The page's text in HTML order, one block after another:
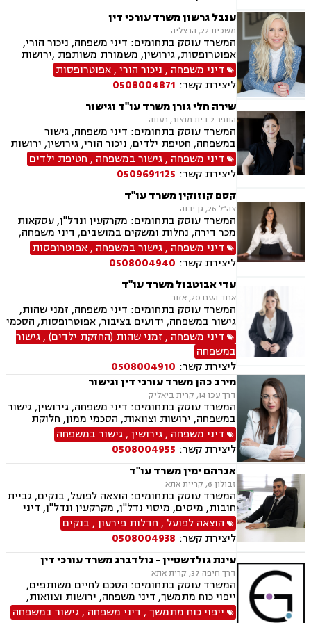
מעמד אישי, תיאום הורי, ניכור הורי, זמני שהות
ענבל גרשון משרד עורכי דין
משכית 22, הרצליה
המשרד עוסק בתחומים: דיני משפחה, ניכור הורי,
אפוטרופסות, גירושין, משמורת משותפת ,ירושות
וצוואות, לשון הרע, ייפוי כוח מתמשך
דיני משפחה , ניכור הורי,אפוטרופסות
ליצירת קשר: 0508004871
שירה חלי גורן משרד עו"ד וגישור
הנופר 2 בית מנצור, רעננה
המשרד עוסק בתחומים: דיני משפחה, גישור
במשפחה, חטיפת ילדים, ניכור הורי, גירושין, ירושות
וצוואות, ייפוי כוח מתמשך, אפוטרופסות, משמורת,
מזונות, אבהות, מעמד אישי, חלוקת רכוש, תיאום
הורי, ידועים בציבור, הסכמי ממון, זמני שהות, הורות
חד מינית, נישואים אזרחיים, חלוקת רכוש
דיני משפחה ,גישור במשפחה , חטיפת ילדים
ליצירת קשר: 0509691125
קסם קוזוקין משרד עו"ד
צה״ל 26, גן יבנה
המשרד עוסק בתחומים: מקרקעין ונדל"ן, עסקאות
מכר דירה, נחלות ומשקים במושבים, דיני משפחה,
גישור במשפחה, אפוטרופסות, הסכמי ממון, אבהות,
מזונות, משמורת, גירושין, הורות חד מינית, חלוקת
רכוש, חטיפת ילדים, ניכור הורי
דיני משפחה ,גישור במשפחה ,אפוטרופסות
ליצירת קשר: 0508004940
עדי אבוטבול משרד עו"ד
אחד העם 20, אזור
המשרד עוסק בתחומים: דיני משפחה, זמני שהות,
גישור במשפחה, ידועים בציבור, אפוטרופסות, הסכמי
ממון, אבהות, מזונות, משמורת, גירושין, הורות חד
מינית, נישואים אזרחיים, חלוקת רכוש, מעמד אישי,
תיאום הורי, ניכור הורי, ייפוי כוח מתמשך
דיני משפחה , זמני שהות (החזקת ילדים),גישור
במשפחה
ליצירת קשר: 0508004910
מירב כהן משרד עורכי דין וגישור
דרך עכו 14, קרית ביאליק
המשרד עוסק בתחומים: דיני משפחה, גירושין, גישור
במשפחה, ירושות וצוואות, הסכמי ממון, חלוקת
רכוש, ייפוי כח מתמשך, ניכור הורי, אבהות,
אפוטרופסות, מזונות, משמורת, זמני שהות, ידועים
בציבור, נישואים אזרחיים, העברה בין דורית, חוק
הנוער, אומנה, הורות חד מינית.
דיני משפחה ,גירושין,גישור במשפחה
ליצירת קשר: 0508004955
אברהם ימין משרד עו"ד
זבולון 6, קריית אתא
המשרד עוסק בתחומים: הוצאה לפועל, בנקים, גביית
חובות, מיסים, מיסוי נדל"ן, מקרקעין ונדל"ן, דיני
משפחה, מזונות, ביטוח לאומי, ירושות וצוואות, ייפוי
כוח מתמשך, חדלות פירעון.
הוצאה לפועל , חדלות פירעון, בנקים
ליצירת קשר: 0508004938
עינת גולדשטיין - גולדברג משרד עורכי דין
דרך חיפה 37, קרית אתא
המשרד עוסק בתחומים: הסכם לחיים משותפים,
ייפוי כוח מתמשך, דיני משפחה, ירושות וצוואות,
הסכמי ממון, ביטוח לאומי, תעבורה, פשיטת רגל,
ייפוי כוח מתמשך, דיני משפחה ,גישור במשפחה